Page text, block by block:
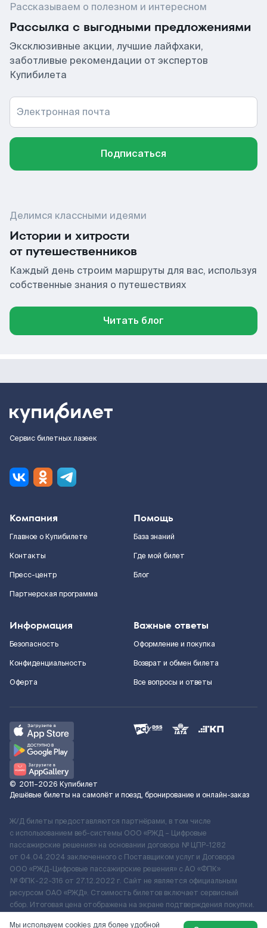
Рассказываем о полезном и интересном
Рассылка с выгодными предложениями
Эксклюзивные акции, лучшие лайфхаки,
заботливые рекомендации от экспертов
Купибилета
Электронная почта
Подписаться
Делимся классными идеями
Истории и хитрости
от путешественников
Каждый день строим маршруты для вас, используя
собственные знания о путешествиях
Читать блог
Сервис билетных лазеек
Компания
Главное о Купибилете
Контакты
Пресс-центр
Партнерская программа
Помощь
База знаний
Где мой билет
Блог
Информация
Безопасность
Конфиденциальность
Оферта
Важные ответы
Оформление и покупка
Возврат и обмен билета
Все вопросы и ответы
© 2011–2026 Купибилет
Дешёвые билеты на самолёт и поезд, бронирование и онлайн-заказ
Ж/Д билеты предоставляются партнёрами, в том числе
с использованием веб-системы ООО «РЖД – Цифровые
пассажирские решения» на основании договора № ЦПР-1282
от 04.04.2024 заключенного с Поставщиком услуг и Договора
ООО «РЖД-Цифровые пассажирские решения» c АО «ФПК»
№ ФПК-22-316 от 27.12.2022 г. Сайт не является официальным
ресурсом ОАО «РЖД». Стоимость билетов включает сервисный
сбор. Итоговая цена отображена на экране подтверждения покупки.
Мы используем cookies для более удобной